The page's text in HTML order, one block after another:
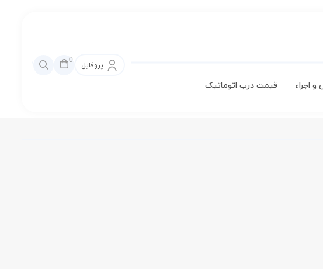
اجراء قیمت درب اتوماتیک
پروفایل
0